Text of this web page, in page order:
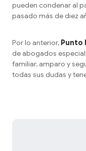
pueden condenar al
pasado más de diez
Por lo anterior, Punto
de abogados
familiar, amparo y
todas sus dudas y